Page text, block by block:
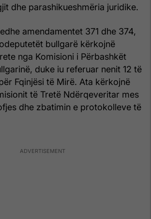
dhe parashikueshmëria juridike.
amendamentet 371 dhe 374,
bullgarë kërkojnë
nga Komisioni i Përbashkët
duke iu referuar nenit 12 të
Fqinjësi të Mirë. Ata kërkojnë
të Tretë Ndërqeveritar mes
dhe zbatimin e protokolleve të